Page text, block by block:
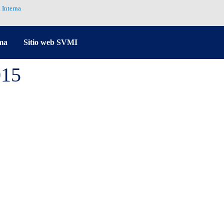
Interna
Sitio web SVMI